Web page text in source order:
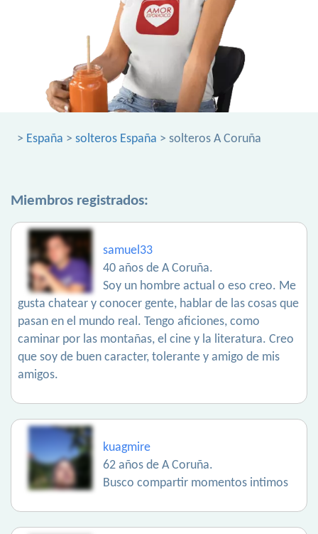
> España > solteros España > solteros A Coruña
Miembros registrados:
samuel33
40 años de A Coruña.
Soy un hombre actual o eso creo. Me
gusta chatear y conocer gente, hablar de las cosas que
pasan en el mundo real. Tengo aficiones, como
caminar por las montañas, el cine y la literatura. Creo
que soy de buen caracter, tolerante y amigo de mis
amigos.
kuagmire
62 años de A Coruña.
Busco compartir momentos intimos